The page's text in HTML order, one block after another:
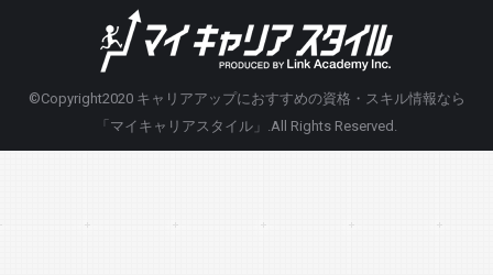
©Copyright2020 キャリアアップにおすすめの資格・スキル情報なら
「マイキャリアスタイル」 .All Rights Reserved.